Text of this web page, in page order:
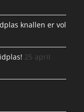
knallen er vol
25 april